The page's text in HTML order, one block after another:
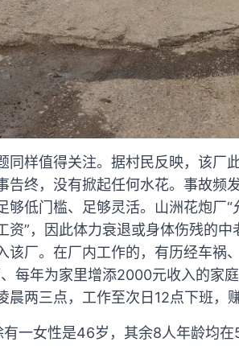
同样值得关注。据村民反映，该厂
告终，没有掀起任何水花。事故频
够低门槛、足够灵活。山洲花炮厂
资”，因此体力衰退或身体伤残的
该厂。在厂内工作的，有历经车祸
每年为家里增添2000元收入的家
两三点，工作至次日12点下班，
一女性是46岁，其余8人年龄均